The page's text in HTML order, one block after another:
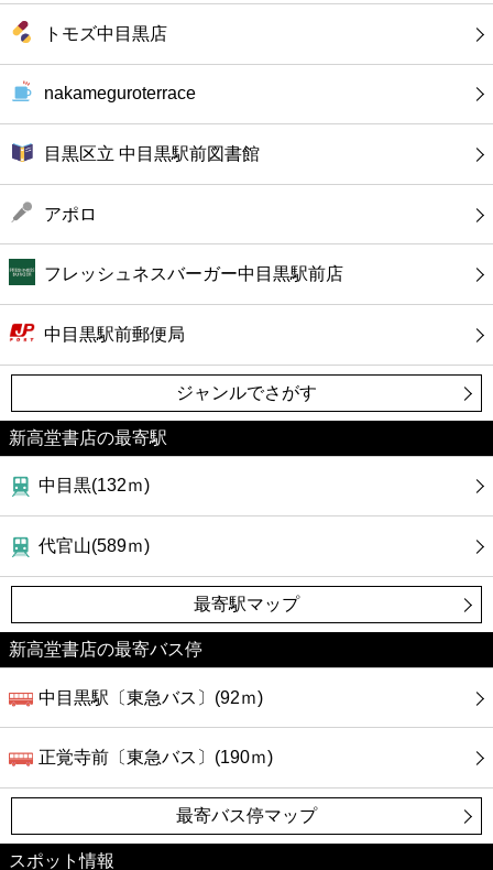
トモズ中目黒店
nakameguroterrace
目黒区立 中目黒駅前図書館
アポロ
フレッシュネスバーガー中目黒駅前店
中目黒駅前郵便局
ジャンルでさがす
新高堂書店の最寄駅
中目黒(132ｍ)
代官山(589ｍ)
最寄駅マップ
新高堂書店の最寄バス停
中目黒駅〔東急バス〕(92ｍ)
正覚寺前〔東急バス〕(190ｍ)
最寄バス停マップ
スポット情報